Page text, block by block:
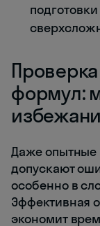
формул:
Даже опытные
допускают
особенно в
Эффективная
экономит